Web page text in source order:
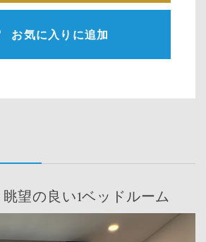
お気に入りに追加
望の良い1ベッドルーム